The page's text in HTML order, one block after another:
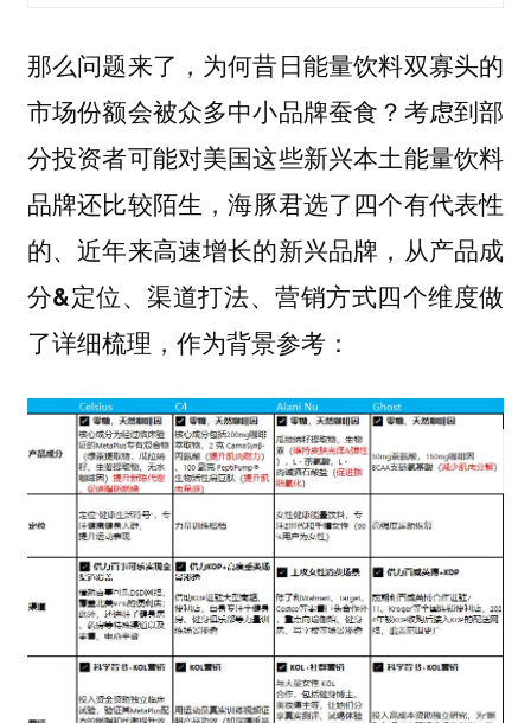
那么问题来了，为何昔日能量饮料双寡头的
市场份额会被众多中小品牌蚕食？考虑到部
分投资者可能对美国这些新兴本土能量饮料
品牌还比较陌生，海豚君选了四个有代表性
的、近年来高速增长的新兴品牌 ， 从产品成
分&定位、渠道打法、营销方式四个维度做
了详细梳理 ，作为背景参考：